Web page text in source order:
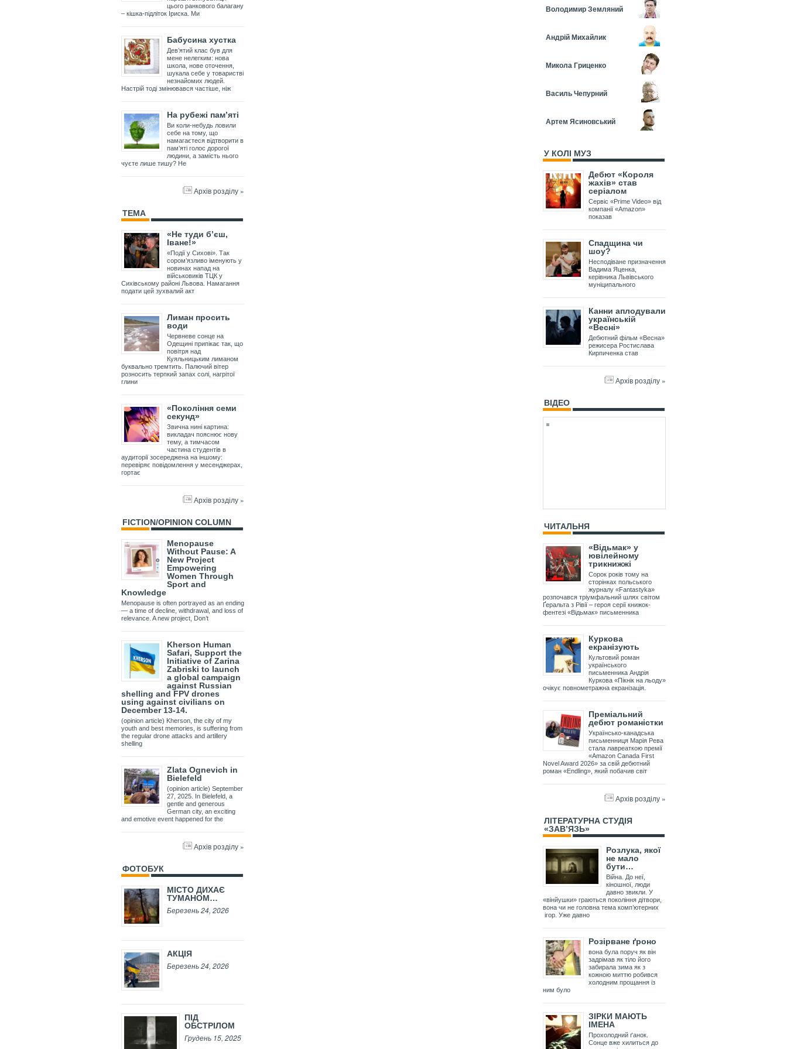
цього ранкового балагану
– кішка-підліток Іриска. Ми
Бабусина хустка
Дев’ятий клас був для
мене нелегким: нова
школа, нове оточення,
шукала себе у товаристві
незнайомих людей.
Настрій тоді змінювався частіше, ніж
На рубежі пам’яті
Ви коли-небудь ловили
себе на тому, що
намагаєтеся відтворити в
пам’яті голос дорогої
людини, а замість нього
чуєте лише тишу? Не
Архів розділу »
ТЕМА
«Не туди б’єш,
Іване!»
«Події у Сихові». Так
сором’язливо іменують у
новинах напад на
військовиків ТЦК у
Сихівському районі Львова. Намагання
подати цей зухвалий акт
Лиман просить
води
Червневе сонце на
Одещині припікає так, що
повітря над
Куяльницьким лиманом
буквально тремтить. Палючий вітер
розносить терпкий запах солі, нагрітої
глини
«Покоління семи
секунд»
Звична нині картина:
викладач пояснює нову
тему, а тимчасом
частина студентів в
аудиторії зосереджена на іншому:
перевіряє повідомлення у месенджерах,
гортає
Архів розділу »
FICTION/OPINION COLUMN
Menopause
Without Pause: A
New Project
Empowering
Women Through
Sport and
Knowledge
Menopause is often portrayed as an ending
— a time of decline, withdrawal, and loss of
relevance. A new project, Don’t
Kherson Human
Safari, Support the
Initiative of Zarina
Zabriski to launch
a global campaign
against Russian
shelling and FPV drones
using against civilians on
December 13-14.
(opinion article) Kherson, the city of my
youth and best memories, is suffering from
the regular drone attacks and artillery
shelling
Zlata Ognevich in
Bielefeld
(opinion article) September
27, 2025. In Bielefeld, a
gentle and generous
German city, an exciting
and emotive event happened for the
Архів розділу »
ФОТОБУК
МІСТО ДИХАЄ
ТУМАНОМ…
Березень 24, 2026
АКЦІЯ
Березень 24, 2026
ПІД
ОБСТРІЛОМ
Грудень 15, 2025
Володимир Земляний
Андрій Михайлик
Микола Гриценко
Василь Чепурний
Артем Ясиновський
У КОЛІ МУЗ
Дебют «Короля
жахів» став
серіалом
Сервіс «Prime Video» від
компанії «Amazon»
показав
Спадщина чи
шоу?
Несподіване призначення
Вадима Яценка,
керівника Львівського
муніципального
Канни аплодували
українській
«Весні»
Дебютний фільм «Весна»
режисера Ростислава
Кирпиченка став
Архів розділу »
ВІДЕО
ЧИТАЛЬНЯ
«Відьмак» у
ювілейному
трикнижжі
Сорок років тому на
сторінках польського
журналу «Fantastyka»
розпочався тріумфальний шлях світом
Ґеральта з Рівії – героя серії книжок-
фентезі «Відьмак» письменника
Куркова
екранізують
Культовий роман
українського
письменника Андрія
Куркова «Пікнік на льоду»
очікує повнометражна екранізація.
Преміальний
дебют романістки
Українсько-канадська
письменниця Марія Рева
стала лавреаткою премії
«Amazon Canada First
Novel Award 2026» за свій дебютний
роман «Endling», який побачив світ
Архів розділу »
ЛІТЕРАТУРНА СТУДІЯ
«ЗАВ’ЯЗЬ»
Розлука, якої
не мало
бути…
Війна. До неї,
кіношної, люди
давно звикли. У
«вінйушки» граються покоління дітвори,
вона чи не головна тема комп’ютерних
ігор. Уже давно
Розірване ґроно
вона була поруч як він
задрімав як тіло його
забирала зима як з
кожною миттю робився
холодним прощання із
ним було
ЗІРКИ МАЮТЬ
ІМЕНА
Прохолодний ґанок.
Сонце вже хилиться до